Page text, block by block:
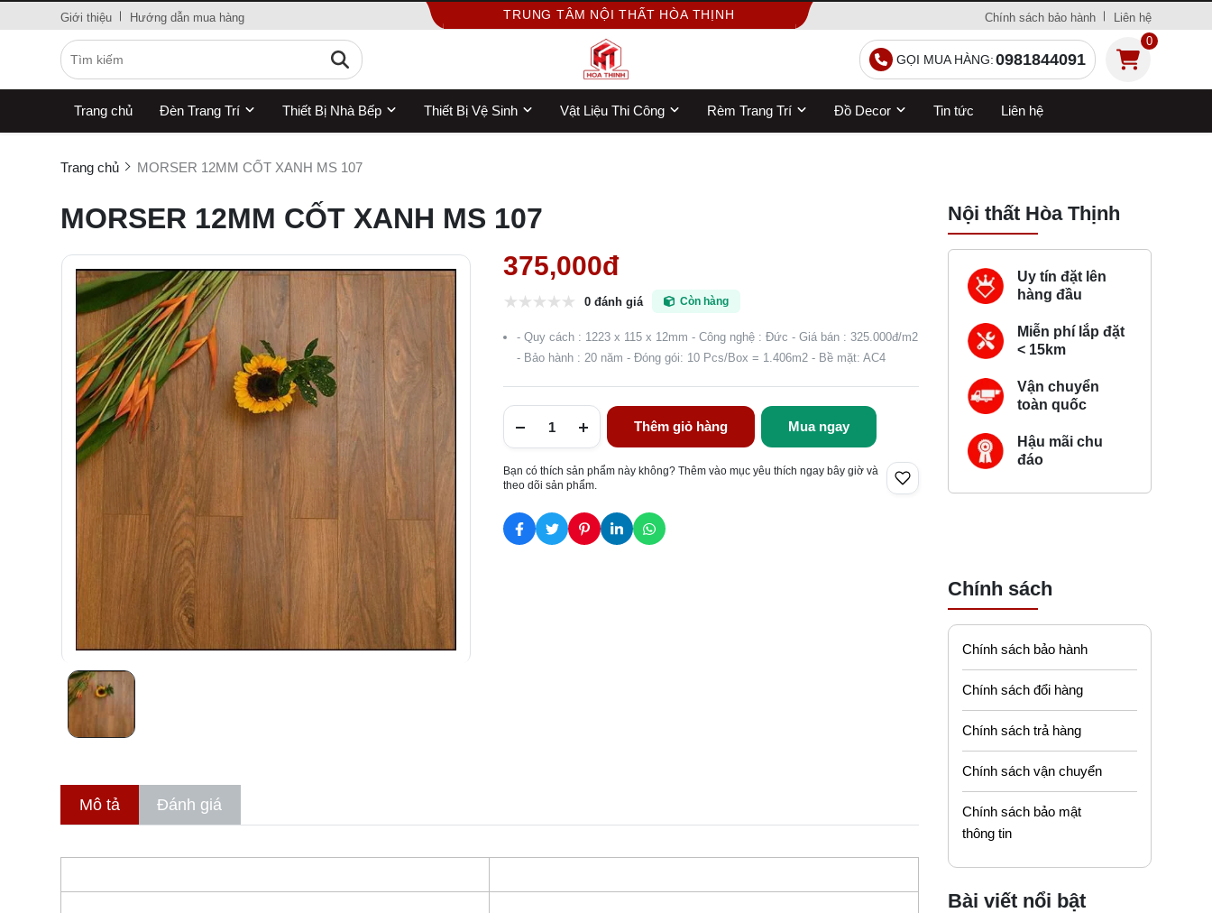
Giới thiệu Hướng dẫn mua hàng TRUNG TÂM NỘI THẤT HÒA THỊNH Chính sách bảo hành Liên hệ
GỌI MUA HÀNG:0981844091
0
Trang chủ Đèn Trang Trí Thiết Bị Nhà Bếp Thiết Bị Vệ Sinh Vật Liệu Thi Công Rèm Trang Trí Đồ Decor Tin tức Liên hệ
Trang chủ MORSER 12MM CỐT XANH MS 107
MORSER 12MM CỐT XANH MS 107
375,000đ
0 đánh giá Còn hàng
- Quy cách : 1223 x 115 x 12mm - Công nghệ : Đức - Giá bán : 325.000đ/m2
- Bảo hành : 20 năm - Đóng gói: 10 Pcs/Box = 1.406m2 - Bề mặt: AC4
Thêm giỏ hàng Mua ngay
Bạn có thích sản phẩm này không? Thêm vào mục yêu thích ngay bây giờ và
theo dõi sản phẩm.
Mô tả Đánh giá
Nội thất Hòa Thịnh
Uy tín đặt lên
hàng đầu
Miễn phí lắp đặt
< 15km
Vận chuyển
toàn quốc
Hậu mãi chu
đáo
Chính sách
Chính sách bảo hành
Chính sách đổi hàng
Chính sách trả hàng
Chính sách vận chuyển
Chính sách bảo mật
thông tin
Bài viết nổi bật